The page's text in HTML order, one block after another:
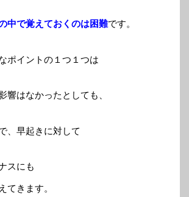
中で覚えておくのは困難です。
ポイントの１つ１つは
響はなかったとしても、
、早起きに対して
スにも
てきます。